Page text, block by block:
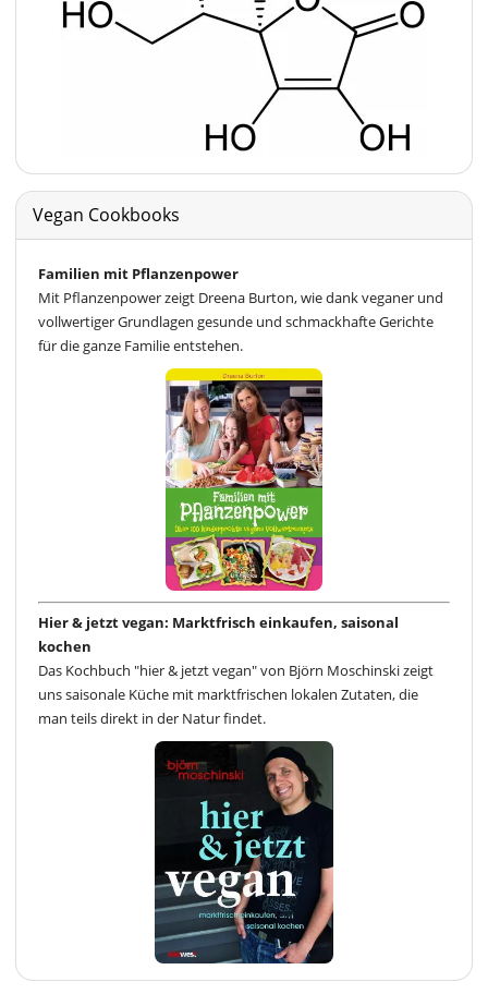
Vegan Cookbooks
Familien mit Pflanzenpower
Mit Pflanzenpower zeigt Dreena Burton, wie dank veganer und
vollwertiger Grundlagen gesunde und schmackhafte Gerichte
für die ganze Familie entstehen.
Hier & jetzt vegan: Marktfrisch einkaufen, saisonal
kochen
Das Kochbuch "hier & jetzt vegan" von Björn Moschinski zeigt
uns saisonale Küche mit marktfrischen lokalen Zutaten, die
man teils direkt in der Natur findet.